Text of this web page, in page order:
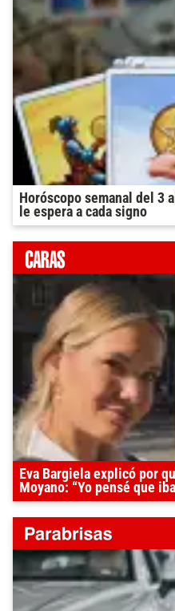
Horóscopo semanal del 3
le espera a cada signo
Eva Bargiela explicó por
Moyano: “Yo pensé que